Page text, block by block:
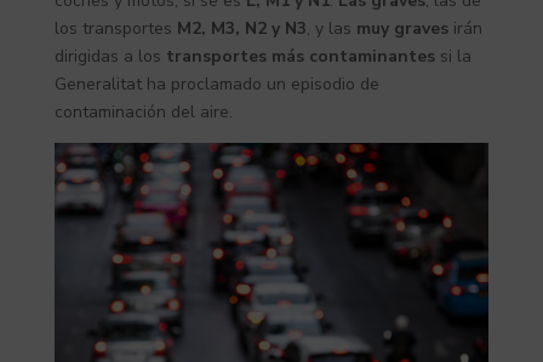
los transportes M2, M3, N2 y N3, y las muy gravesirán
dirigidas a los transportes más contaminantes si la
Generalitat ha proclamado un episodio de
contaminación del aire.